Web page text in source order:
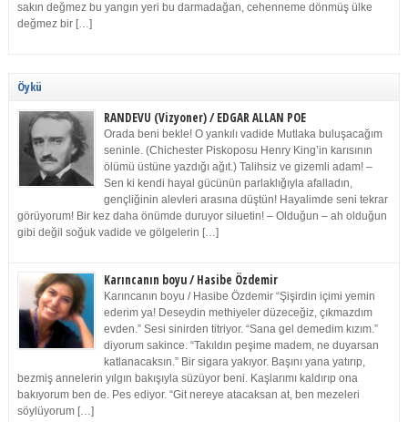
sakın değmez bu yangın yeri bu darmadağan, cehenneme dönmüş ülke
değmez bir […]
Öykü
RANDEVU (Vizyoner) / EDGAR ALLAN POE
Orada beni bekle! O yankılı vadide Mutlaka buluşacağım
seninle. (Chichester Piskoposu Henry King’in karısının
ölümü üstüne yazdığı ağıt.) Talihsiz ve gizemli adam! –
Sen ki kendi hayal gücünün parlaklığıyla afalladın,
gençliğinin alevleri arasına düştün! Hayalimde seni tekrar
görüyorum! Bir kez daha önümde duruyor siluetin! – Olduğun – ah olduğun
gibi değil soğuk vadide ve gölgelerin […]
Karıncanın boyu / Hasibe Özdemir
Karıncanın boyu / Hasibe Özdemir “Şişirdin içimi yemin
ederim ya! Deseydin methiyeler düzeceğiz, çıkmazdım
evden.” Sesi sinirden titriyor. “Sana gel demedim kızım.”
diyorum sakince. “Takıldın peşime madem, ne duyarsan
katlanacaksın.” Bir sigara yakıyor. Başını yana yatırıp,
bezmiş annelerin yılgın bakışıyla süzüyor beni. Kaşlarımı kaldırıp ona
bakıyorum ben de. Pes ediyor. “Git nereye atacaksan at, ben mezeleri
söylüyorum […]